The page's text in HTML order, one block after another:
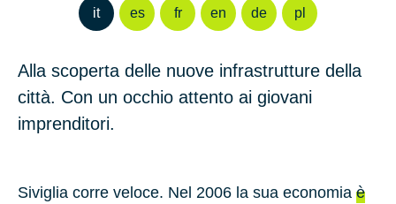
it es fr en de pl
Alla scoperta delle nuove infrastrutture della
città. Con un occhio attento ai giovani
imprenditori.
Siviglia corre veloce. Nel 2006 la sua economia è